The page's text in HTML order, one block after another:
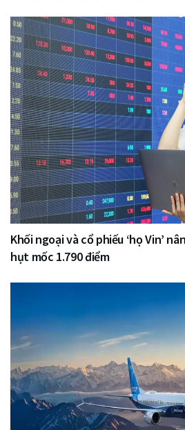
Khối ngoại và cổ phiếu ‘họ Vin’
hụt mốc 1.790 điểm